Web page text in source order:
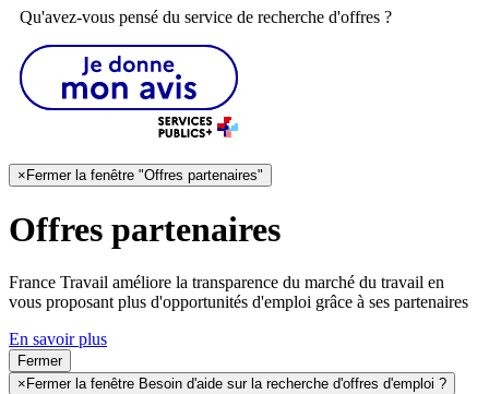
Qu'avez-vous pensé du service de recherche d'offres ?
×Fermer la fenêtre "Offres partenaires"
Offres partenaires
France Travail améliore la transparence du marché du travail en
vous proposant plus d'opportunités d'emploi grâce à ses partenaires
En savoir plus
Fermer
× Fermer la fenêtre Besoin d'aide sur la recherche d'offres d'emploi ?